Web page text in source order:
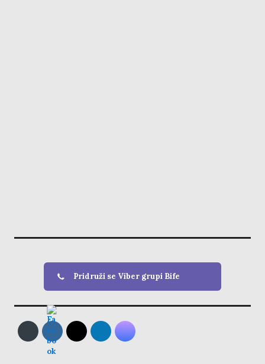
Pridruži se Viber grupi Bife